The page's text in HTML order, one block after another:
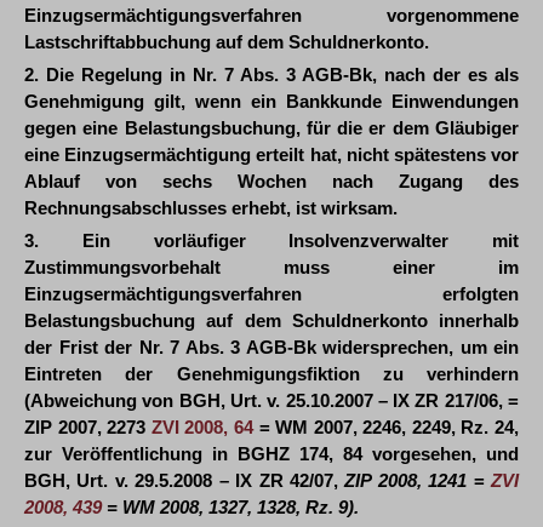
Einzugsermächtigungsverfahren vorgenommene
Lastschriftabbuchung auf dem Schuldnerkonto.
2. Die Regelung in Nr. 7 Abs. 3 AGB-Bk, nach der es als
Genehmigung gilt, wenn ein Bankkunde Einwendungen
gegen eine Belastungsbuchung, für die er dem Gläubiger
eine Einzugsermächtigung erteilt hat, nicht spätestens vor
Ablauf von sechs Wochen nach Zugang des
Rechnungsabschlusses erhebt, ist wirksam.
3. Ein vorläufiger Insolvenzverwalter mit
Zustimmungsvorbehalt muss einer im
Einzugsermächtigungsverfahren erfolgten
Belastungsbuchung auf dem Schuldnerkonto innerhalb
der Frist der Nr. 7 Abs. 3 AGB-Bk widersprechen, um ein
Eintreten der Genehmigungsfiktion zu verhindern
(Abweichung von BGH, Urt. v. 25.10.2007 – IX ZR 217/06, =
ZIP 2007, 2273 ZVI 2008, 64= WM 2007, 2246, 2249, Rz. 24,
zur Veröffentlichung in BGHZ 174, 84 vorgesehen, und
BGH, Urt. v. 29.5.2008 – IX ZR 42/07,ZIP 2008, 1241 =ZVI
2008, 439= WM 2008, 1327, 1328, Rz. 9).